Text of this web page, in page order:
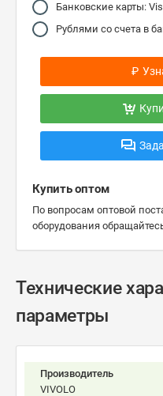
Банковские карты:
Рублями со счета в
₽
Купить оптом
По вопросам оптовой
оборудования
Технические
параметры
Производитель
VIVOLO